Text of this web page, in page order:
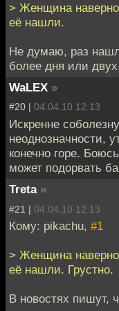
> Женщина
её нашли.
Не думаю, раз
более дня или
WaLEX »
#20 | 04.04.10 12:13
Искренне
неоднозначности,
конечно горе.
может подорвать
Treta »
#21 | 04.04.10 12:13
Кому: pikachu, #1
> Женщина
её нашли. Грустно.
В новостях пишут,